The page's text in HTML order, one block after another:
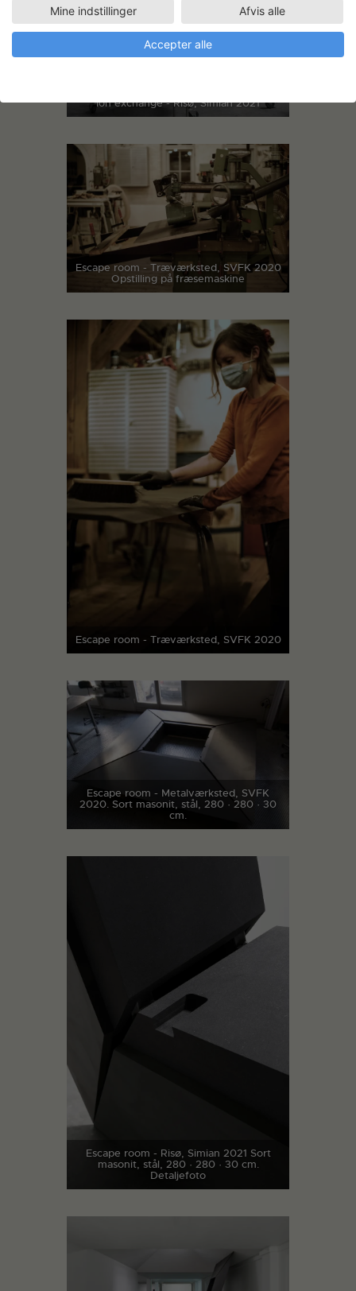
Ion exchange - Risø, Simian 2021
Escape room - Træværksted, SVFK 2020
Opstilling på fræsemaskine
Escape room - Træværksted, SVFK 2020
Escape room - Metalværksted, SVFK
2020. Sort masonit, stål, 280 · 280 · 30
cm.
Escape room - Risø, Simian 2021 Sort
masonit, stål, 280 · 280 · 30 cm.
Detaljefoto
Mine indstillinger Afvis alle
Accepter alle